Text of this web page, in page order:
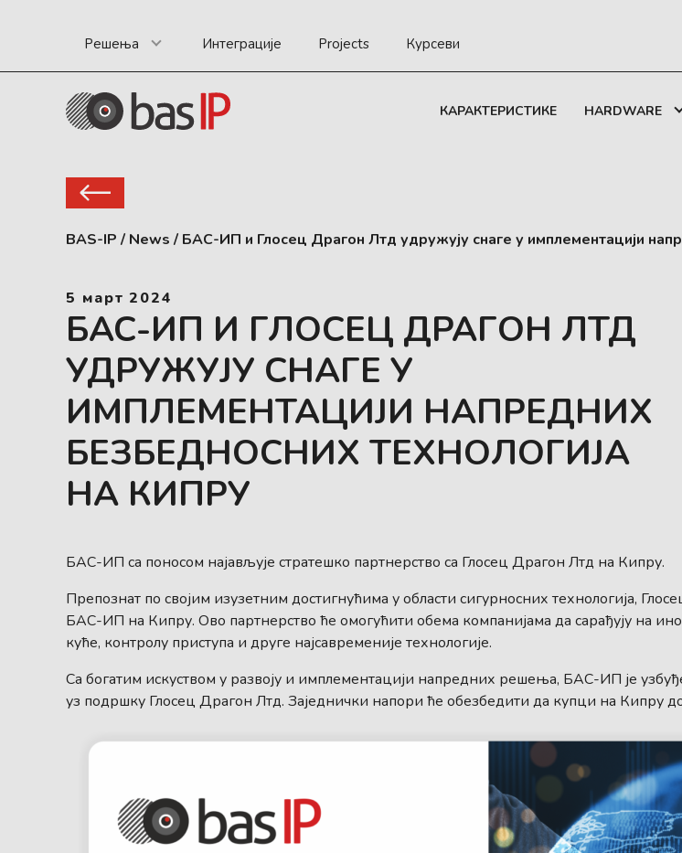
Решења Интеграције Projects Курсеви
КАРАКТЕРИСТИКЕ HARDWARE
BAS-IP / News / БАС-ИП и Глосец Драгон Лтд удружују снаге у имплементацији
5 март 2024
БАС-ИП И ГЛОСЕЦ ДРАГОН ЛТД
УДРУЖУЈУ СНАГЕ У
ИМПЛЕМЕНТАЦИЈИ НАПРЕДНИХ
БЕЗБЕДНОСНИХ ТЕХНОЛОГИЈА
НА КИПРУ
БАС-ИП са поносом најављује стратешко партнерство са Глосец Драгон Лтд на Кипру.
Препознат по својим изузетним достигнућима у области сигурносних технологија,
БАС-ИП на Кипру. Ово партнерство ће омогућити обема компанијама да сарађују на
куће, контролу приступа и друге најсавременије технологије.
Са богатим искуством у развоју и имплементацији напредних решења, БАС-ИП је
уз подршку Глосец Драгон Лтд. Заједнички напори ће обезбедити да купци на Кипру